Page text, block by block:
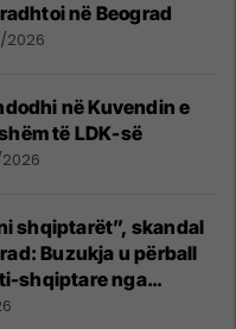
në Beograd
2026
në Kuvendin e
të LDK-së
shqiptarët”, skandal
Buzukja u përball
shqiptare nga